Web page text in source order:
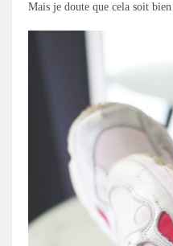
Mais je doute que cela soit